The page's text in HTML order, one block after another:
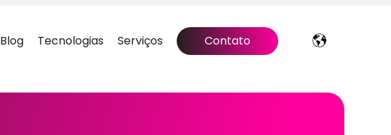
Blog Tecnologias Serviços Contato